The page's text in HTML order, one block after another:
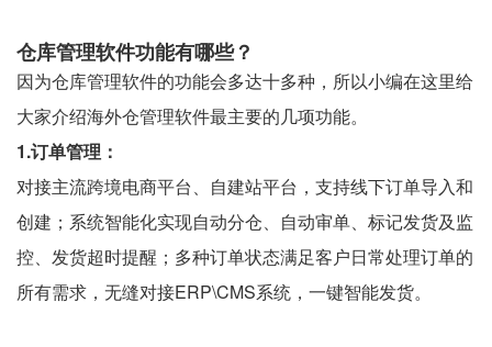
仓库管理软件功能有哪些？
因为仓库管理软件的功能会多达十多种，所以小编在这里给
大家介绍海外仓管理软件最主要的几项功能。
1.订单管理：
对接主流跨境电商平台、自建站平台，支持线下订单导入和
创建；系统智能化实现自动分仓、自动审单、标记发货及监
控、发货超时提醒；多种订单状态满足客户日常处理订单的
所有需求，无缝对接ERP\CMS系统，一键智能发货。